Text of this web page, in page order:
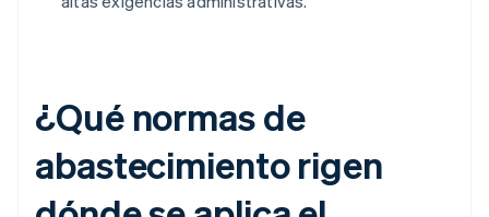
¿Qué normas de
abastecimiento rigen